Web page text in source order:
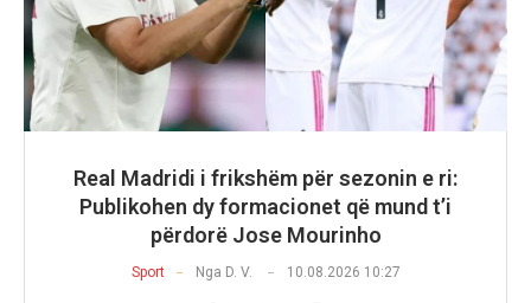
Real Madridi i frikshëm për sezonin e ri:
Publikohen dy formacionet që mund t’i
përdorë Jose Mourinho
Sport Nga D. V. 10.08.2026 10:27